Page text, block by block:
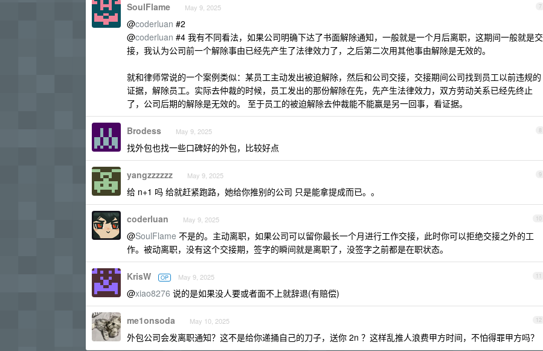
7
SoulFlame May 9, 2025
@coderluan #2
@coderluan #4 我有不同看法，如果公司明确下达了书面解除通知，一般就是一个月后离职，这期间一般就是交
接，我认为公司前一个解除事由已经先产生了法律效力了，之后第二次用其他事由解除是无效的。
就和律师常说的一个案例类似：某员工主动发出被迫解除，然后和公司交接，交接期间公司找到员工以前违规的
证据，解除员工。实际去仲裁的时候，员工发出的那份解除在先，先产生法律效力，双方劳动关系已经先终止
了，公司后期的解除是无效的。 至于员工的被迫解除去仲裁能不能赢是另一回事，看证据。
8
Brodess May 9, 2025
找外包也找一些口碑好的外包，比较好点
9
yangzzzzzz May 9, 2025
给 n+1 吗 给就赶紧跑路，她给你推别的公司 只是能拿提成而已。。
10
coderluan May 9, 2025
@SoulFlame 不是的。主动离职，如果公司可以留你最长一个月进行工作交接，此时你可以拒绝交接之外的工
作。被动离职，没有这个交接期，签字的瞬间就是离职了，没签字之前都是在职状态。
11
KrisW OP May 9, 2025
@xiao8276 说的是如果没人要或者面不上就辞退(有赔偿)
12
me1onsoda May 10, 2025
外包公司会发离职通知？这不是给你递捅自己的刀子，送你 2n ？这样乱推人浪费甲方时间，不怕得罪甲方吗？